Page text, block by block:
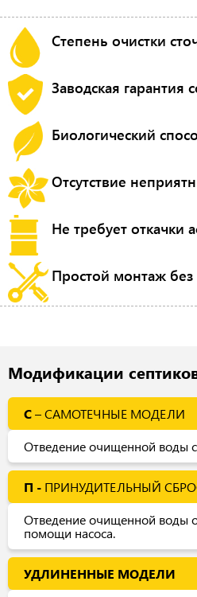
Степень очистки
Заводская гарантия
Биологический
Отсутствие
Не требует откачки
Простой монтаж
Модификации
С– САМОТЕЧНЫЕ МОДЕЛИ
Отведение очищенной воды
П - ПРИНУДИТЕЛЬНЫЙ
Отведение очищенной воды
помощи насоса.
УДЛИНЕННЫЕ МОДЕЛИ